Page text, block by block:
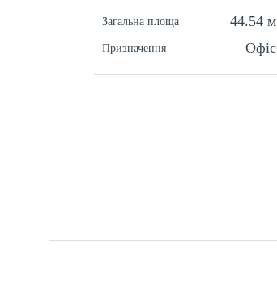
Загальна площа 44.54 м
Призначення Офіс